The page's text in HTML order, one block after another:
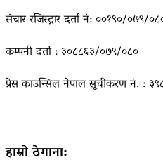
संचार रजिस्ट्रार दर्ता नं: ००१९०/०७९/
कम्पनी दर्ता : ३०८८६३/०७९/०८०
प्रेस काउन्सिल नेपाल सूचीकरण नं. :
हाम्रो ठेगाना: